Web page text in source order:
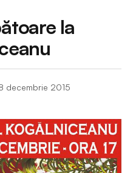
la
decembrie 2015